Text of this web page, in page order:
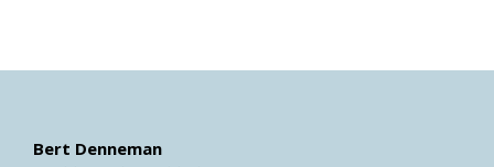
Bert Denneman